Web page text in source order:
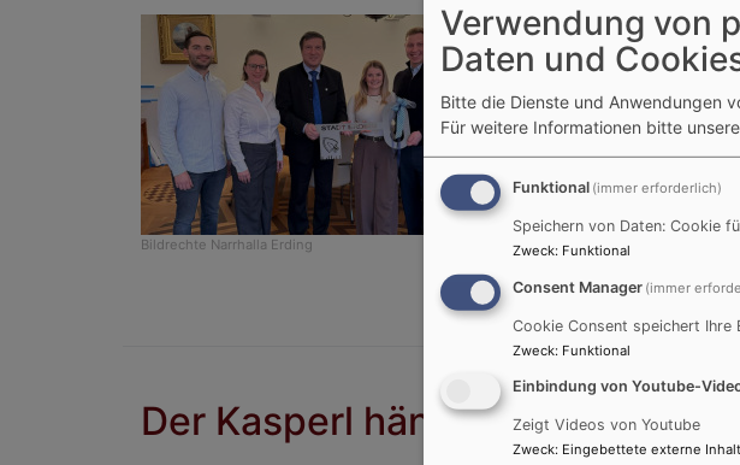
Bildrechte Narrhalla Erding
Mit der
Abschluss: Das
von der Zacherl-
närrische
Proklamation
Der Kasperl hängt wieder
Verwendung von
Daten und
Bitte die Dienste und Anwendungen
Für weitere Informationen bitte unsere
Funktional (immer erforderlich)
Speichern von Daten: Cookie
Zweck: Funktional
Consent Manager (immer
Cookie Consent speichert
Zweck: Funktional
Einbindung von Youtube-
Zeigt Videos von Youtube
Zweck: Eingebettete externe